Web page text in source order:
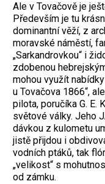
Ale v Tovačově je
Především je tu
dominantní věží, z
moravské náměstí,
„Sarkandrovkou“ i
zdobenou
mohou využít
u Tovačova 1866“,
pilota, poručíka G. E.
světové války. Jeho
dávkou z kulometu
jistě přijdou i
vodních ptáků, tak
„velikost“ s
od zámku.